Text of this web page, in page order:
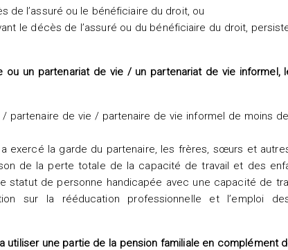
de l’assuré ou le bénéficiaire du droit, ou
le décès de l’assuré ou du bénéficiaire du droit,
ou un partenariat de vie / un partenariat de vie informel,
partenaire de vie / partenaire de vie informel de moins
exercé la garde du partenaire, les frères, sœurs et
de la perte totale de la capacité de travail et des
statut de personne handicapée avec une capacité de
sur la rééducation professionnelle et l’emploi
utiliser une partie de la pension familiale en complément